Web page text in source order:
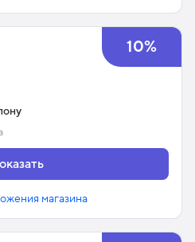
10%
магазина